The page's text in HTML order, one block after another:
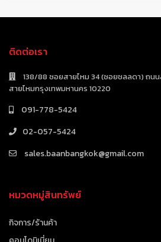
ติดต่อเรา
138/88 ซอยสายไหม 34 (ซอยชลลดา) ถน
สายไหมกรุงเทพมหานคร 10220
091-778-5424
02-057-5424
sales.baanbangkok@gmail.com
หมวดหมู่สินทรัพย์
กิจการ/ร้านค้า